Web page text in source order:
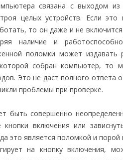
связана с выходом
целых устройств. Если
то он даже и не
наличие и
поломки может издавать
собран компьютер,
Это не даст полного ответа
проблемы при проверке.
быть совершенно
кнопки включения или
это является поломкой и
на кнопку включения,